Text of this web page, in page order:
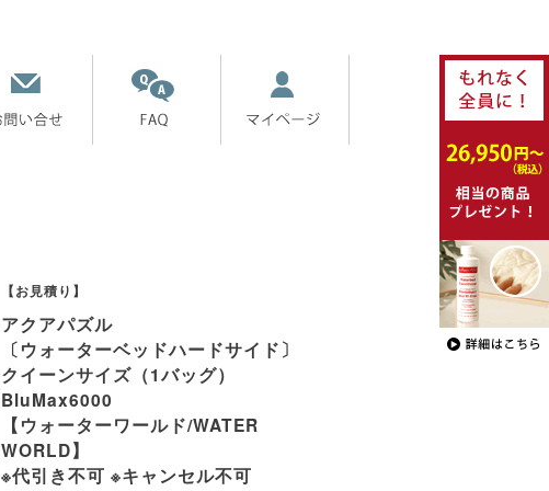
【お見積り】
アクアパズル
〔ウォーターベッドハードサイド〕
クイーンサイズ（1バッグ）
BluMax6000
【ウォーターワールド/WATER
WORLD】
※代引き不可 ※キャンセル不可